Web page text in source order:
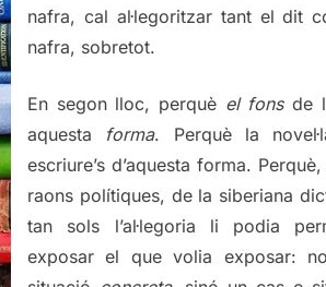
nafra, cal al·legoritzar tant el dit
nafra, sobretot.
En segon lloc, perquè el fonsde
aquesta forma. Perquè la
escriure’s d’aquesta forma.
raons polítiques, de la siberiana
tan sols l’al·legoria li podia
exposar el que volia exposar: